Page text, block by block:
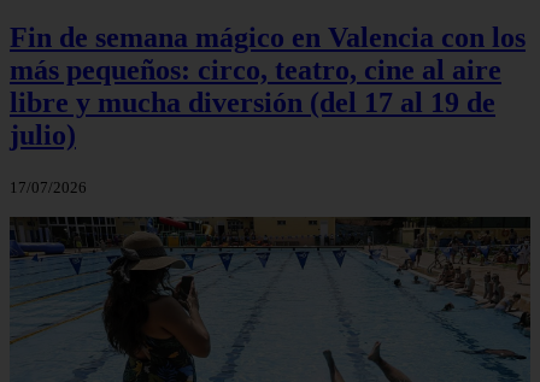
Fin de semana mágico en Valencia con los
más pequeños: circo, teatro, cine al aire
libre y mucha diversión (del 17 al 19 de
julio)
17/07/2026